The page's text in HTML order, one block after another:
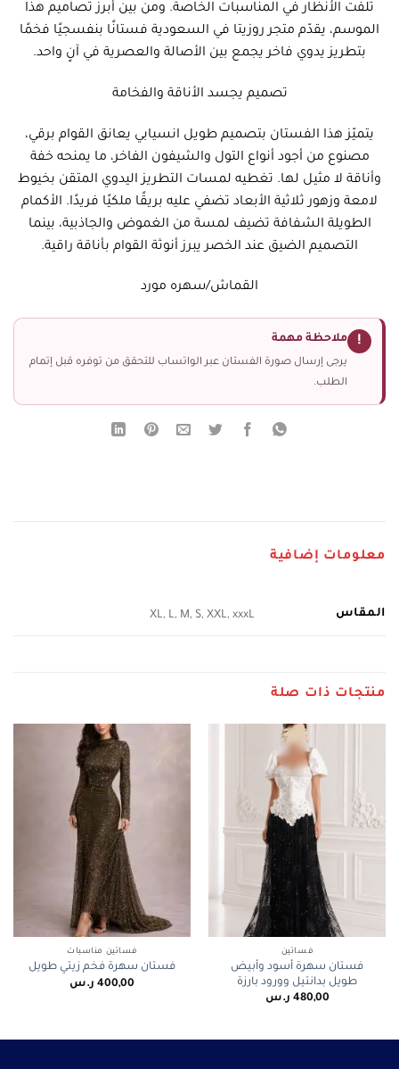
تلفت الأنظار في المناسبات الخاصة. ومن بين أبرز تصاميم هذا
الموسم، يقدّم متجر روزيتا في السعودية فستانًا بنفسجيًا فخمًا
بتطريز يدوي فاخر يجمع بين الأصالة والعصرية في آنٍ واحد.
تصميم يجسد الأناقة والفخامة
يتميّز هذا الفستان بتصميم طويل انسيابي يعانق القوام برقي،
مصنوع من أجود أنواع التول والشيفون الفاخر، ما يمنحه خفة
وأناقة لا مثيل لها. تغطيه لمسات التطريز اليدوي المتقن بخيوط
لامعة وزهور ثلاثية الأبعاد تضفي عليه بريقًا ملكيًا فريدًا. الأكمام
الطويلة الشفافة تضيف لمسة من الغموض والجاذبية، بينما
التصميم الضيق عند الخصر يبرز أنوثة القوام بأناقة راقية.
القماش/سهره مورد
! ملاحظة مهمة
يرجى إرسال صورة الفستان عبر الواتساب للتحقق من توفره قبل إتمام
الطلب.
معلومات إضافية
المقاس XL, L, M, S, XXL, xxxL
منتجات ذات صلة
فساتين
فستان سهرة أسود وأبيض
طويل بدانتيل وورود بارزة
480,00 ر.س
فساتين مناسبات
فستان سهرة فخم زيتي طويل
400,00 ر.س